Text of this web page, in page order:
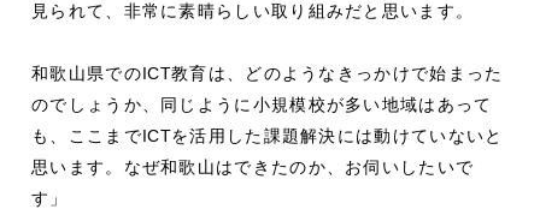
見られて、非常に素晴らしい取り組みだと思います。
和歌山県でのICT教育は、どのようなきっかけで始まった
のでしょうか、同じように小規模校が多い地域はあって
も、ここまでICTを活用した課題解決には動けていないと
思います。なぜ和歌山はできたのか、お伺いしたいで
す」